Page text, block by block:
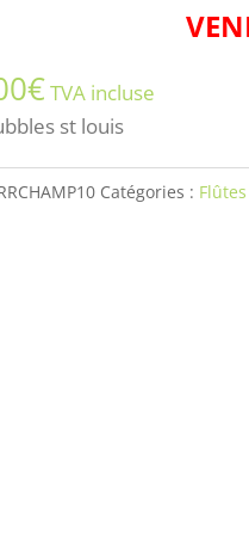
€TVA incluse
st louis
Catégories :